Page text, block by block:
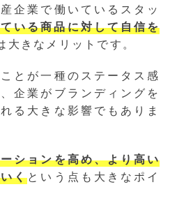
企業で働いているスタッ
いる商品に対して自信を
大きなメリットです。
とが一種のステータス感
企業がブランディングを
る大きな影響でもありま
ションを高め、より高い
くという点も大きなポイ